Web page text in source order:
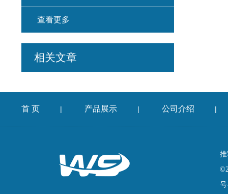
查看更多
相关文章
首 页 | 产品展示 | 公司介绍 |
号